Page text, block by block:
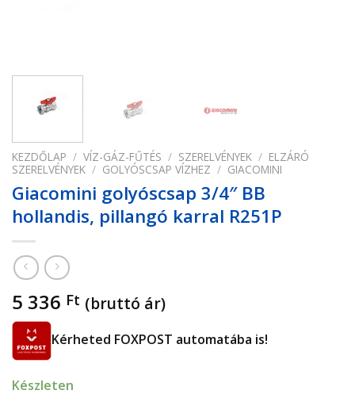
KEZDŐLAP / VÍZ-GÁZ-FŰTÉS / SZERELVÉNYEK / ELZÁRÓ
SZERELVÉNYEK / GOLYÓSCSAP VÍZHEZ / GIACOMINI
Giacomini golyóscsap 3/4″ BB
hollandis, pillangó karral R251P
5 336 Ft (bruttó ár)
Kérheted FOXPOST automatába is!
Készleten